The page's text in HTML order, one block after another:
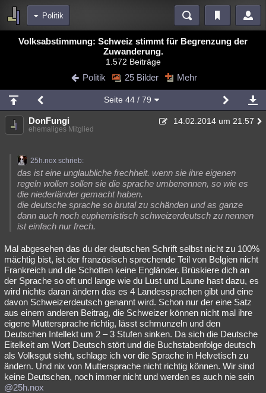
Politik
Bereiche
Diskussionen Blogs Videos
Neuigkeiten
meine Rubriken
Menschen Wissenschaft Politik Mystery Kriminalfälle
Spiritualität
Natur Umfragen
weitere Rubriken
Philosophie Träume Orte
Astronomie Helpdesk Gruppen Gaming Filme
Übersichten
Besucht Teilgenommen Alle Neue Geschlossen
Lesenswert Schlüsselwörter
Volksabstimmung: Schweiz stimmt für Begrenzung der
Zuwanderung.
1.572 Beiträge
Politik 25 Bilder Mehr
Seite 44/ 79
DonFungi 14.02.2014 um 21:57
ehemaliges Mitglied
25h.nox schrieb:
das ist eine unglaubliche frechheit. wenn sie ihre eigenen
regeln wollen sollen sie die sprache umbenennen, so wie es
die niederländer gemacht haben.
die deutsche sprache so brutal zu schänden und as ganze
dann auch noch euphemistisch schweizerdeutsch zu nennen
ist einfach nur frech.
Mal abgesehen das du der deutschen Schrift selbst nicht zu 100%
mächtig bist, ist der französisch sprechende Teil von Belgien nicht
Frankreich und die Schotten keine Engländer. Brüskiere dich an
der Sprache so oft und lange wie du Lust und Laune hast dazu, es
wird nichts daran ändern das es 4 Landessprachen gibt und eine
davon Schweizerdeutsch genannt wird. Schon nur der eine Satz
aus einem anderen Beitrag, die Schweizer können nicht mal ihre
eigene Muttersprache richtig, lässt schmunzeln und den
Deutschen Intellekt um 2 – 3 Stufen sinken. Da sich die Deutsche
Eitelkeit am Wort Deutsch stört und die Buchstabenfolge deutsch
als Volksgut sieht, schlage ich vor die Sprache in Helvetisch zu
ändern. Und nix von Muttersprache nicht richtig können. Wir sind
keine Deutschen, noch immer nicht und werden es auch nie sein
@25h.nox